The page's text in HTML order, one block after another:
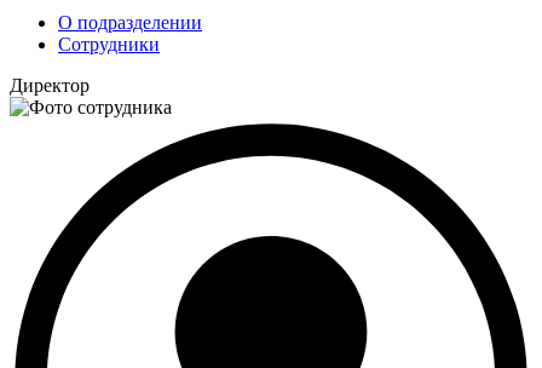
О подразделении
Сотрудники
Директор